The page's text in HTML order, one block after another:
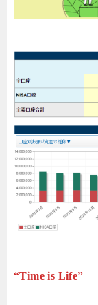
“Time is Life”